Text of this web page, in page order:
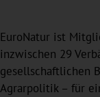
EuroNatur ist
inzwischen 29
gesellschaftlichen
Agrarpolitik – für